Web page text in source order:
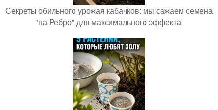
Секреты обильного урожая кабачков: мы сажаем семена
"на Ребро" для максимального эффекта.